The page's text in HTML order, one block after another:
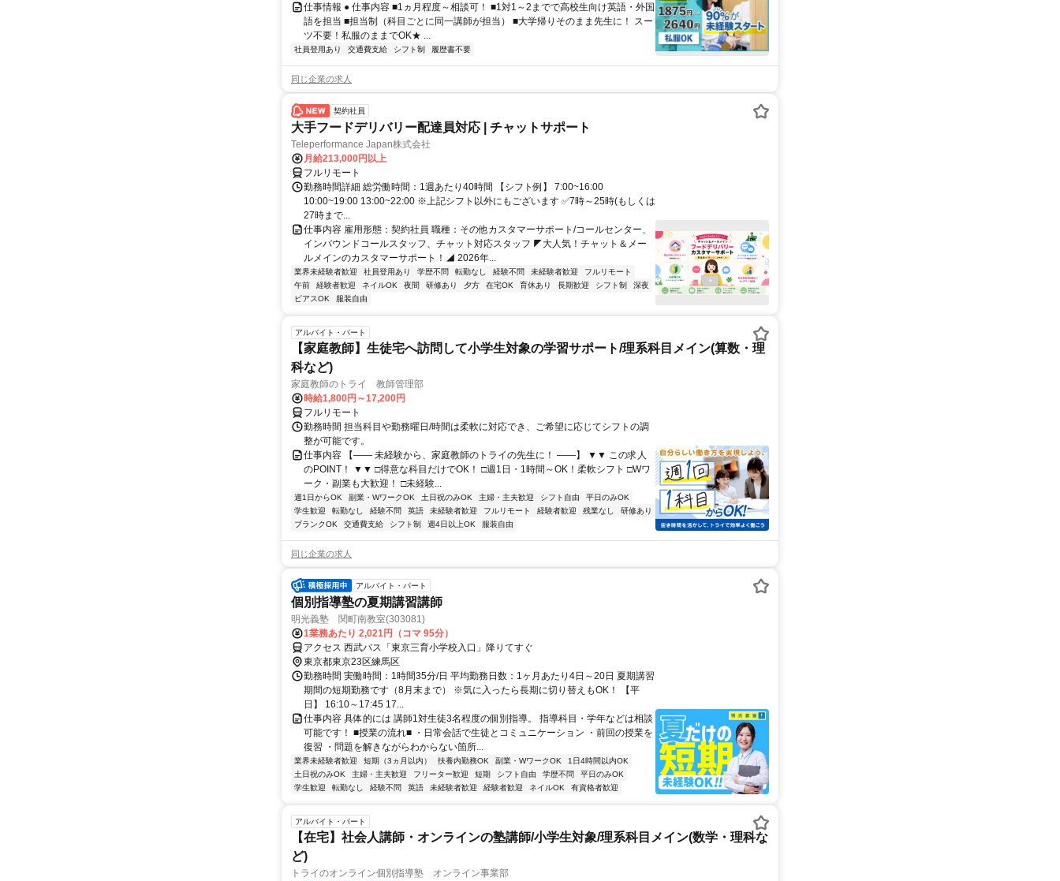
仕事情報 ● 仕事内容 ■1ヵ月程度～相談可！ ■1対1～2までで高校生向け英語・外国
語を担当 ■担当制（科目ごとに同一講師が担当） ■大学帰りそのまま先生に！ スー
ツ不要！私服のままでOK★ ...
社員登用あり 交通費支給 シフト制 履歴書不要
同じ企業の求人
契約社員
大手フードデリバリー配達員対応 | チャットサポート
Teleperformance Japan株式会社
月給213,000円以上
フルリモート
勤務時間詳細 総労働時間：1週あたり40時間 【シフト例】 7:00~16:00
10:00~19:00 13:00~22:00 ※上記シフト以外にもございます ✅7時～25時(もしくは
27時まで...
仕事内容 雇用形態：契約社員 職種：その他カスタマーサポート/コールセンター、
インバウンドコールスタッフ、チャット対応スタッフ ◤大人気！チャット＆メー
ルメインのカスタマーサポート！◢ 2026年...
業界未経験者歓迎 社員登用あり 学歴不問 転勤なし 経験不問 未経験者歓迎
フルリモート
午前
経験者歓迎 ネイルOK 夜間 研修あり 夕方 在宅OK 育休あり 長期歓迎 シフト制
深夜
ピアスOK
服装自由
アルバイト・パート
【家庭教師】生徒宅へ訪問して小学生対象の学習サポート/理系科目メイン(算数・理
科など)
家庭教師のトライ 教師管理部
時給1,800円～17,200円
フルリモート
勤務時間 担当科目や勤務曜日/時間は柔軟に対応でき、ご希望に応じてシフトの調
整が可能です。
仕事内容 【―― 未経験から、家庭教師のトライの先生に！ ――】 ▼▼ この求人
のPOINT！ ▼▼ □得意な科目だけでOK！ □週1日・1時間～OK！柔軟シフト □Wワ
ーク・副業も大歓迎！ □未経験...
週1日からOK 副業・WワークOK 土日祝のみOK 主婦・主夫歓迎 シフト自由
平日のみOK
学生歓迎
転勤なし 経験不問 英語 未経験者歓迎 フルリモート 経験者歓迎 残業なし
研修あり
ブランクOK
交通費支給 シフト制 週4日以上OK 服装自由
同じ企業の求人
アルバイト・パート
個別指導塾の夏期講習講師
明光義塾 関町南教室(303081)
1業務あたり 2,021円（コマ 95分）
アクセス 西武バス「東京三育小学校入口」降りてすぐ
東京都東京23区練馬区
勤務時間 実働時間：1時間35分/日 平均勤務日数：1ヶ月あたり4日～20日 夏期講習
期間の短期勤務です（8月末まで） ※気に入ったら長期に切り替えもOK！ 【平
日】 16:10～17:45 17...
仕事内容 具体的には 講師1対生徒3名程度の個別指導。 指導科目・学年などは相談
可能です！ ■授業の流れ■ ・日常会話で生徒とコミュニケーション ・前回の授業を
復習 ・問題を解きながらわからない箇所...
業界未経験者歓迎 短期（3ヵ月以内） 扶養内勤務OK 副業・WワークOK
1日4時間以内OK
土日祝のみOK
主婦・主夫歓迎 フリーター歓迎 短期 シフト自由 学歴不問
平日のみOK
学生歓迎
転勤なし 経験不問 英語 未経験者歓迎 経験者歓迎 ネイルOK 有資格者歓迎
アルバイト・パート
【在宅】社会人講師・オンラインの塾講師/小学生対象/理系科目メイン(数学・理科な
ど)
トライのオンライン個別指導塾 オンライン事業部